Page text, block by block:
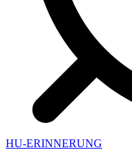
HU-ERINNERUNG